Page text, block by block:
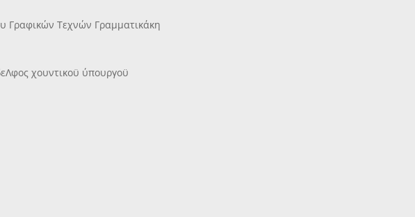
Γραφικών Τεχνών Γραμματικάκη
χουντικοϋ ύπουργοϋ